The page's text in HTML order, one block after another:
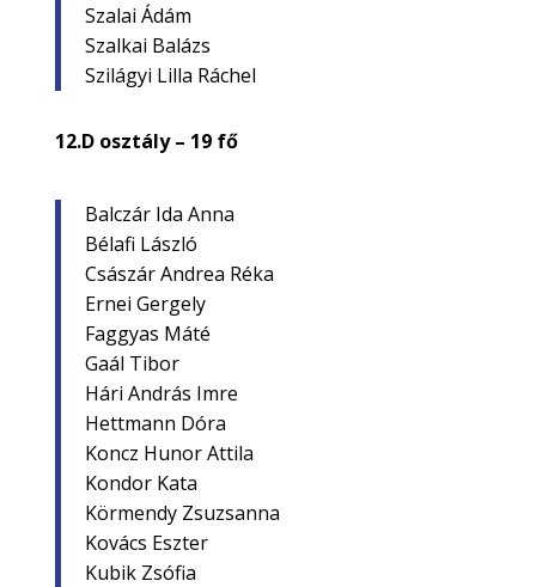
Szalai Ádám
Szalkai Balázs
Szilágyi Lilla Ráchel
12.D osztály – 19 fő
Balczár Ida Anna
Bélafi László
Császár Andrea Réka
Ernei Gergely
Faggyas Máté
Gaál Tibor
Hári András Imre
Hettmann Dóra
Koncz Hunor Attila
Kondor Kata
Körmendy Zsuzsanna
Kovács Eszter
Kubik Zsófia